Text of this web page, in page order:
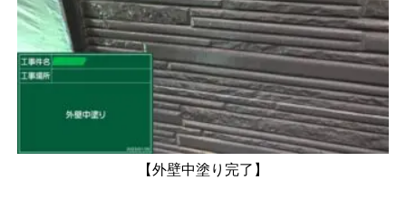
【外壁中塗り完了】